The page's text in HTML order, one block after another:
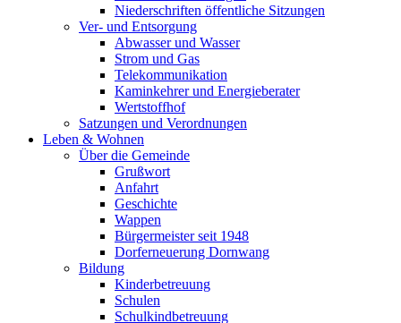
Niederschriften öffentliche Sitzungen
Ver- und Entsorgung
Abwasser und Wasser
Strom und Gas
Telekommunikation
Kaminkehrer und Energieberater
Wertstoffhof
Satzungen und Verordnungen
Leben & Wohnen
Über die Gemeinde
Grußwort
Anfahrt
Geschichte
Wappen
Bürgermeister seit 1948
Dorferneuerung Dornwang
Bildung
Kinderbetreuung
Schulen
Schulkindbetreuung